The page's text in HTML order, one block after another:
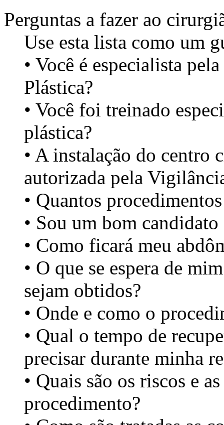
Perguntas a fazer ao
Use esta lista como um
• Você é especialista
Plástica?
• Você foi treinado
plástica?
• A instalação do centro
autorizada pela
• Quantos
• Sou um bom
• Como ficará meu
• O que se espera de
sejam obtidos?
• Onde e como o
• Qual o tempo de
precisar durante minha
• Quais são os riscos e
procedimento?